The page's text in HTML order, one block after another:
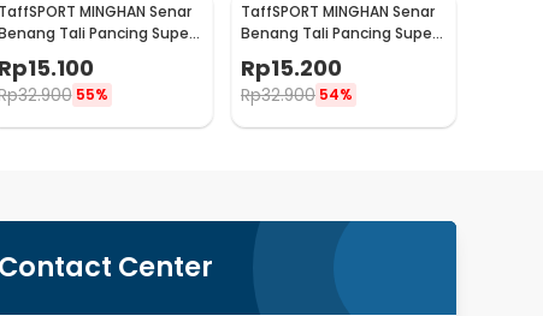
TaffSPORT MINGHAN Senar
Tali Pancing Super
X4
Rp15.100
32.900 55%
TaffSPORT MINGHAN Senar
Benang Tali Pancing Super
X4
Rp15.200
Rp32.900 54%
Contact Center